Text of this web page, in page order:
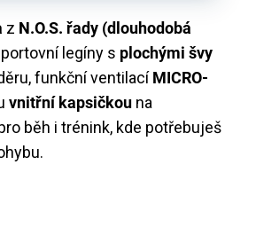
z N.O.S. řady (dlouhodobá
legíny s plochými švy
funkční ventilacíMICRO-
vnitřní kapsičkou na
běh i trénink, kde potřebuješ